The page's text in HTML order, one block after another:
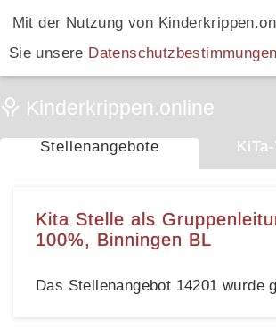
Mit der Nutzung von
Sie unsere Datenschutzbestimmungen
Stellenangebote
Kita Stelle als
100%, Binningen BL
Das Stellenangebot 14201 wurde